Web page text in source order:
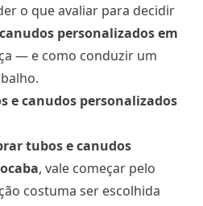
o que avaliar para decidir
personalizadosem
— e como conduzir um
e canudos personalizados
tubos e canudos
, vale começar pelo
costuma ser escolhida